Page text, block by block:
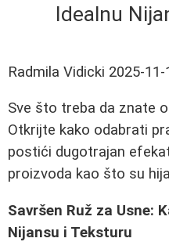
Idealnu
Radmila Vidicki 2025-11-
Sve što treba da znate
Otkrijte kako odabrati
postići dugotrajan
proizvoda kao što su
Savršen Ruž za Usne:
Nijansu i Teksturu